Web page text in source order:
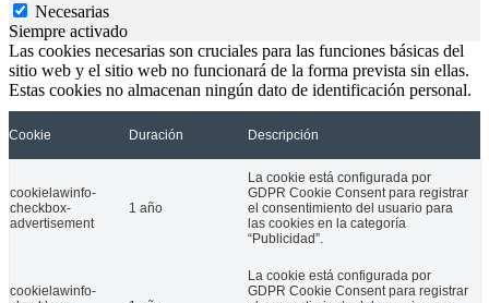
La Federación Española de Fibrosis Quística, junto a las
COCEMFE exige una movilidad verdaderamente accesible en toda
Necesarias
Siempre activado
Las cookies necesarias son cruciales para las funciones básicas del
sitio web y el sitio web no funcionará de la forma prevista sin ellas.
Estas cookies no almacenan ningún dato de identificación personal.
Cookie Duración Descripción
cookielawinfo-
checkbox-
advertisement
1 año
La cookie está configurada por
GDPR Cookie Consent para registrar
el consentimiento del usuario para
las cookies en la categoría
“Publicidad”.
cookielawinfo-
La cookie está configurada por
GDPR Cookie Consent para registrar